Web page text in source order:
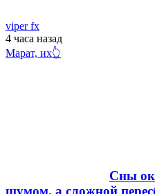
viper fx
4 часа назад
Марат, их👆
Сны
шумом, а сложной